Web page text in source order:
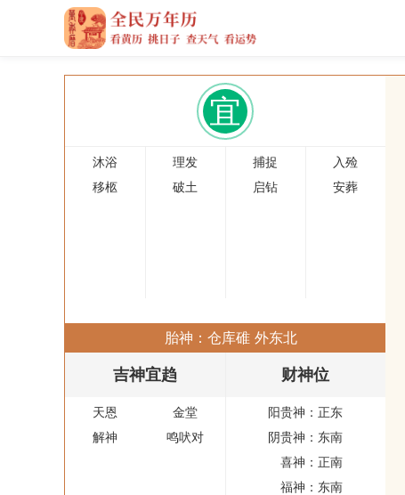
宜
沐浴 理发 捕捉
入殓
移柩
破土 启钻 安葬
胎神：仓库碓 外东北
吉神宜趋
天恩
金堂
解神
鸣吠对
财神位
阳贵神：正东
阴贵神： 东南
喜神：正南
福神： 东南